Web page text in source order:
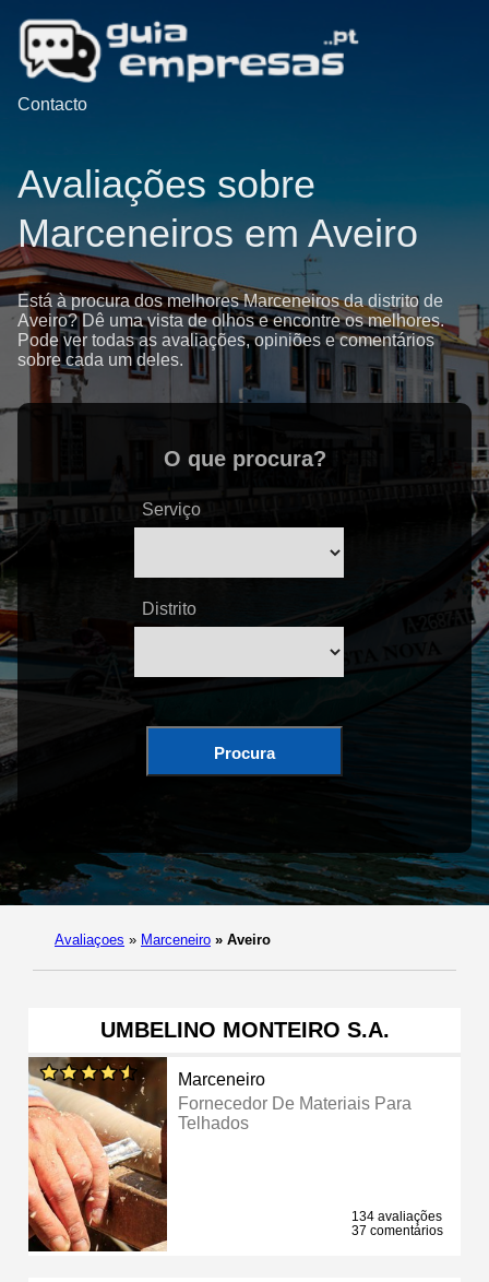
Contacto
Avaliações sobre
Marceneiros em Aveiro
Está à procura dos melhores Marceneiros da distrito de
Aveiro? Dê uma vista de olhos e encontre os melhores.
Pode ver todas as avaliações, opiniões e comentários
sobre cada um deles.
O que procura?
Serviço
Distrito
Procura
Avaliaçoes » Marceneiro » Aveiro
UMBELINO MONTEIRO S.A.
Marceneiro
Fornecedor De Materiais Para
Telhados
134 avaliações
37 comentários